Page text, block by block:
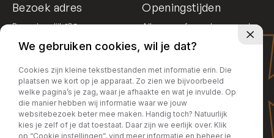
Bezoek adres
Bosschendijk 195
Openingstijden
Alleen op afspraak geopend
We gebruiken cookies, wil je dat?
Cookies zijn kleine tekstbestanden met informatie erin. Die
plaatsen we kort op je apparaat. Zo zien we bijvoorbeeld
welke pagina’s je zag, waar je afhaakte en wat je invulde. Op
die manier hebben wij informatie waar we jouw
websitebezoek beter mee maken. Handig toch? Natuurlijk
kies je zelf of je dat toestaat. Daar zijn we eerlijk over. Klik
op “Cookie instellingen”, vind meer informatie en beheer je